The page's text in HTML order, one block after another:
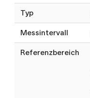
Typ
Messintervall
Referenzbereich